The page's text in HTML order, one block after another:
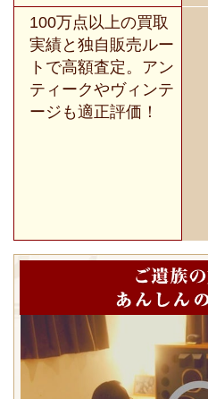
100万点以上の買取
実績と独自販売ルー
トで高額査定。アン
ティークやヴィンテ
ージも適正評価！